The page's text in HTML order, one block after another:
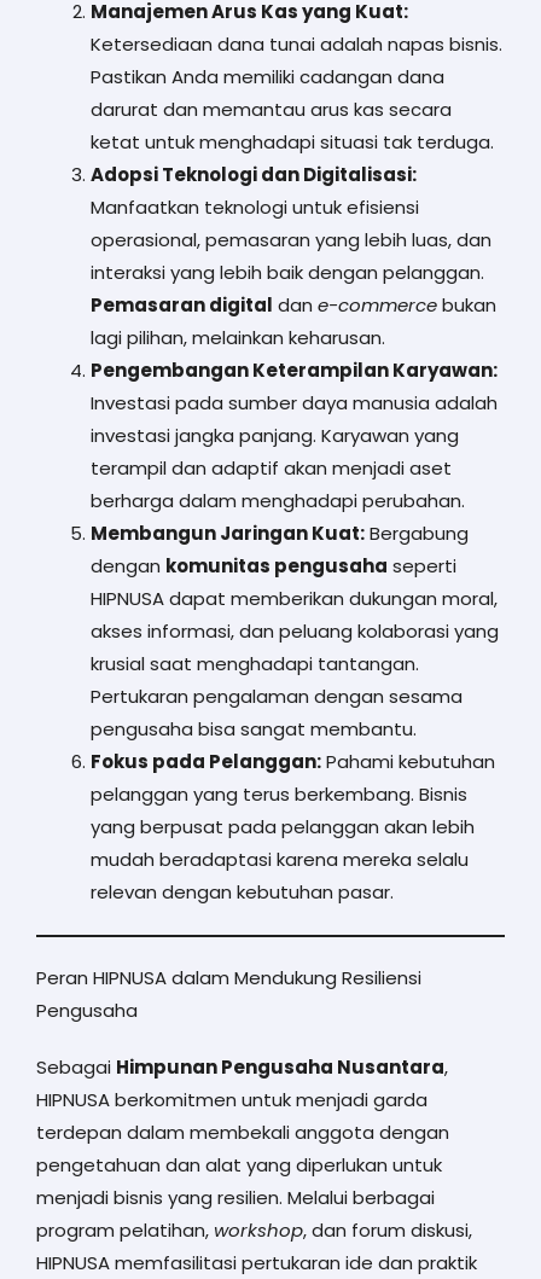
Manajemen Arus Kas yang Kuat:
Ketersediaan dana tunai adalah napas bisnis.
Pastikan Anda memiliki cadangan dana
darurat dan memantau arus kas secara
ketat untuk menghadapi situasi tak terduga.
Adopsi Teknologi dan Digitalisasi:
Manfaatkan teknologi untuk efisiensi
operasional, pemasaran yang lebih luas, dan
interaksi yang lebih baik dengan pelanggan.
Pemasaran digital dan e-commercebukan
lagi pilihan, melainkan keharusan.
Pengembangan Keterampilan Karyawan:
Investasi pada sumber daya manusia adalah
investasi jangka panjang. Karyawan yang
terampil dan adaptif akan menjadi aset
berharga dalam menghadapi perubahan.
Membangun Jaringan Kuat:Bergabung
dengan komunitas pengusaha seperti
HIPNUSA dapat memberikan dukungan moral,
akses informasi, dan peluang kolaborasi yang
krusial saat menghadapi tantangan.
Pertukaran pengalaman dengan sesama
pengusaha bisa sangat membantu.
Fokus pada Pelanggan:Pahami kebutuhan
pelanggan yang terus berkembang. Bisnis
yang berpusat pada pelanggan akan lebih
mudah beradaptasi karena mereka selalu
relevan dengan kebutuhan pasar.
Peran HIPNUSA dalam Mendukung Resiliensi
Pengusaha
Sebagai Himpunan Pengusaha Nusantara,
HIPNUSA berkomitmen untuk menjadi garda
terdepan dalam membekali anggota dengan
pengetahuan dan alat yang diperlukan untuk
menjadi bisnis yang resilien. Melalui berbagai
program pelatihan, workshop, dan forum diskusi,
HIPNUSA memfasilitasi pertukaran ide dan praktik